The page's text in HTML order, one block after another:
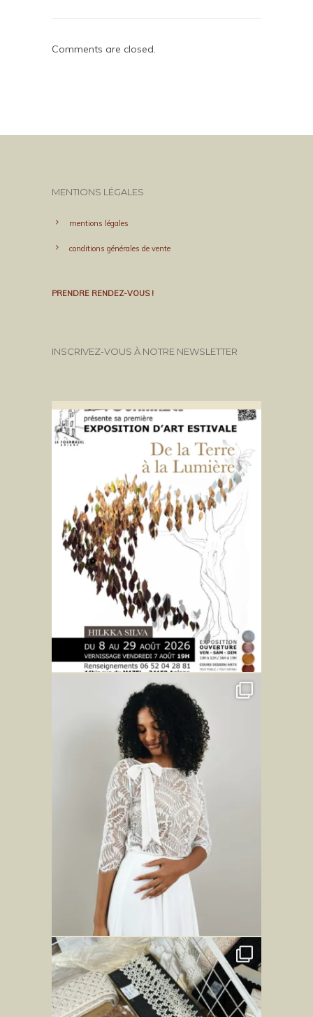
Comments are closed.
MENTIONS LÉGALES
mentions légales
conditions générales de vente
PRENDRE RENDEZ-VOUS !
INSCRIVEZ-VOUS À NOTRE NEWSLETTER